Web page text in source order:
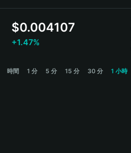
Español
$0.004107
+1.47%
時間 1 分 5 分 15 分 30 分 1 小時